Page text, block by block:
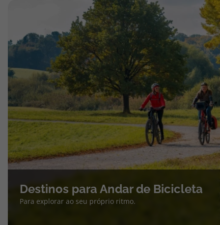
Destinos para Andar de Bicicleta
Para explorar ao seu próprio ritmo.